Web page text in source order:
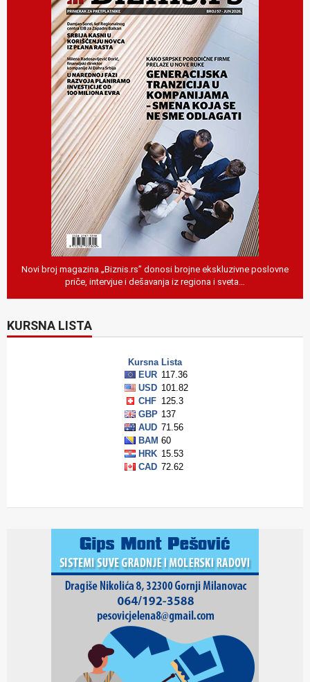
Novi broj magazina „Biznis.rs” donosi brojne ekskluzivne poslovne
priče, intervjue i dešavanja iz regiona i sveta…
KURSNA LISTA